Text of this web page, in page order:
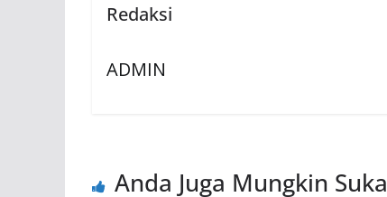
Redaksi
ADMIN
Anda Juga Mungkin Suka